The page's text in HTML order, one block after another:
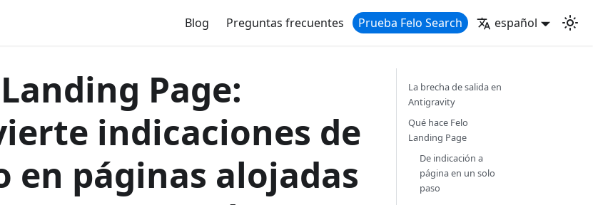
Blog Preguntas frecuentes Prueba Felo Search español
Page:
indicaciones de
en páginas alojadas
La brecha de salida en
Antigravity
Qué hace Felo
Landing Page
De indicación a
página en un solo
paso